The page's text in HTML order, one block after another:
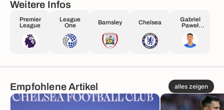
Weitere Infos
Premier
League
League
One
Barnsley Chelsea
Gabriel
Paweł
Empfohlene Artikel alles zeigen